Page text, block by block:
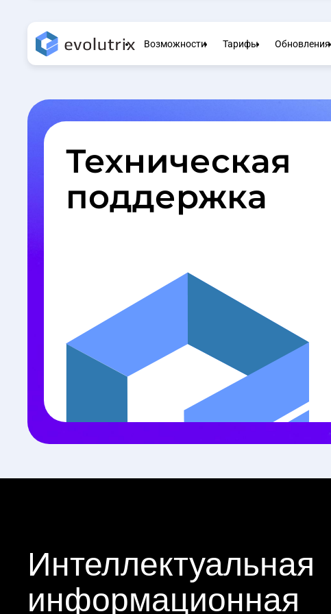
Возможности Тарифы Обновления
Техническая
поддержка
Интеллектуальная
информационная